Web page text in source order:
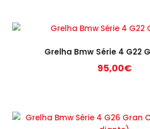
Grelha Bmw Série 4 G22
95,00€